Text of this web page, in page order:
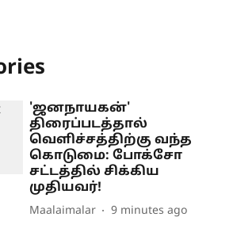
'ஜனநாயகன்'
திரைப்படத்தால்
வெளிச்சத்திற்கு வந்த
கொடுமை: போக்சோ
சட்டத்தில் சிக்கிய
முதியவர்!
Maalaimalar 9 minutes ago